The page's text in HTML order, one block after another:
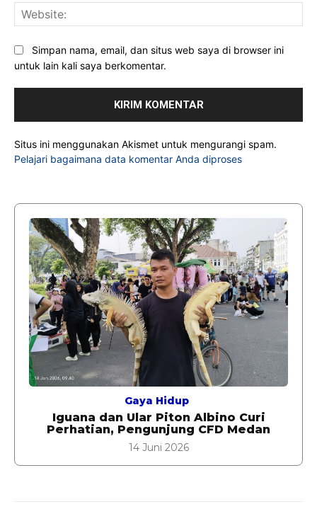
Simpan nama, email, dan situs web saya di browser ini
untuk lain kali saya berkomentar.
Situs ini menggunakan Akismet untuk mengurangi spam.
Pelajari bagaimana data komentar Anda diproses
Gaya Hidup
Iguana dan Ular Piton Albino Curi
Perhatian, Pengunjung CFD Medan
14 Juni 2026